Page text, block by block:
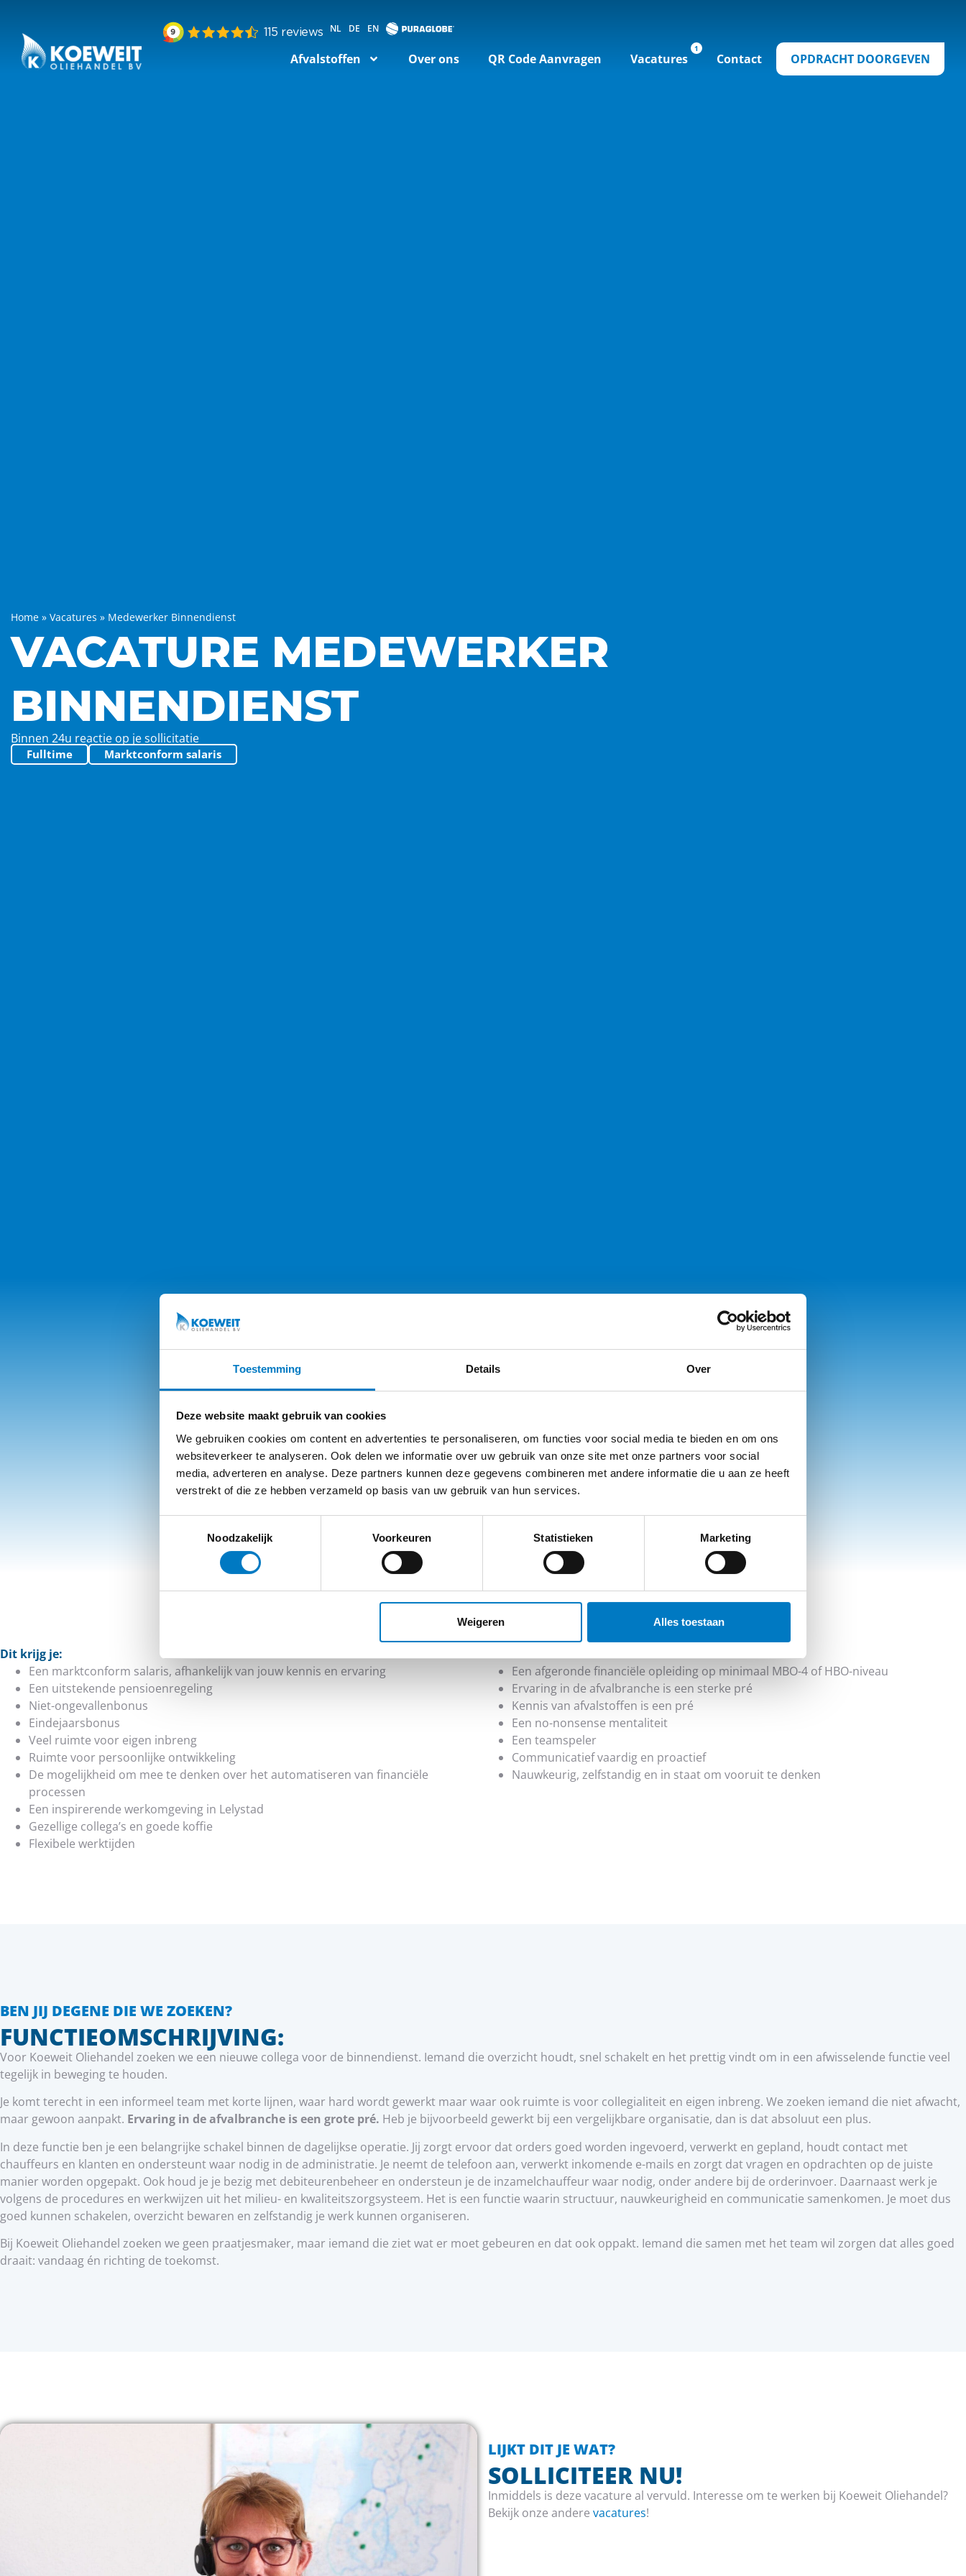
Toestemming Details Over
Deze website maakt gebruik van cookies
We gebruiken cookies om content en advertenties te personaliseren, om functies voor social media te bieden en om ons
websiteverkeer te analyseren. Ook delen we informatie over uw gebruik van onze site met onze partners voor social
media, adverteren en analyse. Deze partners kunnen deze gegevens combineren met andere informatie die u aan ze heeft
verstrekt of die ze hebben verzameld op basis van uw gebruik van hun services.
Noodzakelijk
Voorkeuren Statistieken Marketing
Weigeren Alles toestaan
NL DE EN
Afvalstoffen Over ons QR Code Aanvragen Vacatures Contact OPDRACHT DOORGEVEN
Home » Vacatures » Medewerker Binnendienst
VACATURE MEDEWERKER
BINNENDIENST
Binnen 24u reactie op je sollicitatie
Fulltime Marktconform salaris
Dit krijg je:
Een marktconform salaris, afhankelijk van jouw kennis en ervaring
Een uitstekende pensioenregeling
Niet-ongevallenbonus
Eindejaarsbonus
Veel ruimte voor eigen inbreng
Ruimte voor persoonlijke ontwikkeling
De mogelijkheid om mee te denken over het automatiseren van financiële
processen
Een inspirerende werkomgeving in Lelystad
Gezellige collega’s en goede koffie
Flexibele werktijden
Een afgeronde financiële opleiding op minimaal MBO-4 of HBO-niveau
Ervaring in de afvalbranche is een sterke pré
Kennis van afvalstoffen is een pré
Een no-nonsense mentaliteit
Een teamspeler
Communicatief vaardig en proactief
Nauwkeurig, zelfstandig en in staat om vooruit te denken
BEN JIJ DEGENE DIE WE ZOEKEN?
FUNCTIEOMSCHRIJVING:
Voor Koeweit Oliehandel zoeken we een nieuwe collega voor de binnendienst. Iemand die overzicht houdt, snel schakelt en het prettig vindt om in een afwisselende functie veel
tegelijk in beweging te houden.
Je komt terecht in een informeel team met korte lijnen, waar hard wordt gewerkt maar waar ook ruimte is voor collegialiteit en eigen inbreng. We zoeken iemand die niet afwacht,
maar gewoon aanpakt. Ervaring in de afvalbranche is een grote pré. Heb je bijvoorbeeld gewerkt bij een vergelijkbare organisatie, dan is dat absoluut een plus.
In deze functie ben je een belangrijke schakel binnen de dagelijkse operatie. Jij zorgt ervoor dat orders goed worden ingevoerd, verwerkt en gepland, houdt contact met
chauffeurs en klanten en ondersteunt waar nodig in de administratie. Je neemt de telefoon aan, verwerkt inkomende e-mails en zorgt dat vragen en opdrachten op de juiste
manier worden opgepakt. Ook houd je je bezig met debiteurenbeheer en ondersteun je de inzamelchauffeur waar nodig, onder andere bij de orderinvoer. Daarnaast werk je
volgens de procedures en werkwijzen uit het milieu- en kwaliteitszorgsysteem. Het is een functie waarin structuur, nauwkeurigheid en communicatie samenkomen. Je moet dus
goed kunnen schakelen, overzicht bewaren en zelfstandig je werk kunnen organiseren.
Bij Koeweit Oliehandel zoeken we geen praatjesmaker, maar iemand die ziet wat er moet gebeuren en dat ook oppakt. Iemand die samen met het team wil zorgen dat alles goed
draait: vandaag én richting de toekomst.
LIJKT DIT JE WAT?
SOLLICITEER NU!
Inmiddels is deze vacature al vervuld. Interesse om te werken bij Koeweit Oliehandel?
Bekijk onze anderevacatures!